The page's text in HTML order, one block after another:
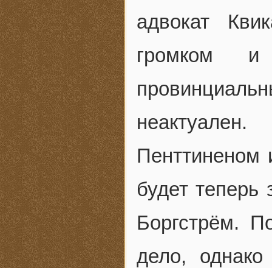
адвокат
громком и
Пенттиненом
будет
Боргстрём.
дело,